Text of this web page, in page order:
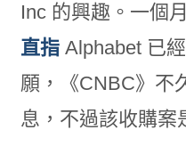
Inc 的興趣。一個
直指Alphabet 已
願，《CNBC》不
息，不過該收購案